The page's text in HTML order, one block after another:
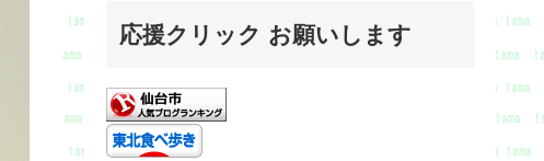
応援クリック お願いします